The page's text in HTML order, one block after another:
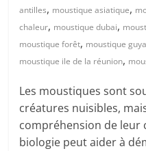
antilles, moustique asiatique,
chaleur, moustique dubai,
moustique forêt, moustique
moustique ile de la réunion,
Les moustiques sont
créatures nuisibles,
compréhension de
biologie peut aider à